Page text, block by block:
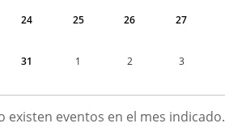
24 25 26 27
31 1 2 3
existen eventos en el mes indicado.